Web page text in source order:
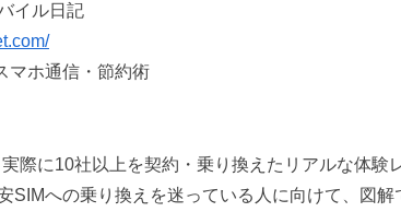
イル日記
マホ通信・節約術
実際に10社以上を契約・乗り換えたリアルな体験
SIMへの乗り換えを迷っている人に向けて、図解